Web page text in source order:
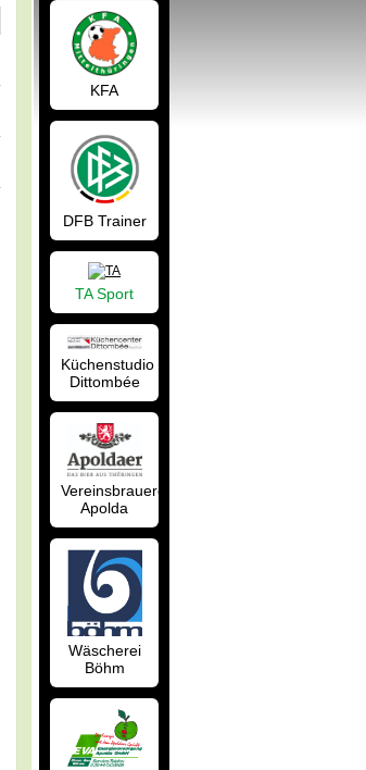
KFA
DFB Trainer
TA Sport
Küchenstudio
Dittombée
Vereinsbrauerei
Apolda
Wäscherei
Böhm